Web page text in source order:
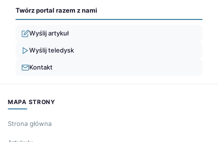
Twórz portal razem z nami
Wyślij artykuł
Wyślij teledysk
Kontakt
MAPA STRONY
Strona główna